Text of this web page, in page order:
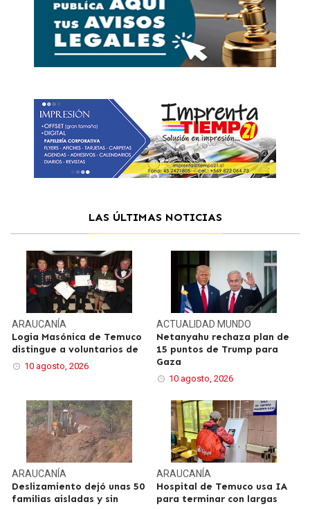
LAS ÚLTIMAS NOTICIAS
ARAUCANÍA
Logia Masónica de Temuco
distingue a voluntarios de
10 agosto, 2026
ACTUALIDAD MUNDO
Netanyahu rechaza plan de
15 puntos de Trump para
Gaza
10 agosto, 2026
ARAUCANÍA
Deslizamiento dejó unas 50
familias aisladas y sin
ARAUCANÍA
Hospital de Temuco usa IA
para terminar con largas